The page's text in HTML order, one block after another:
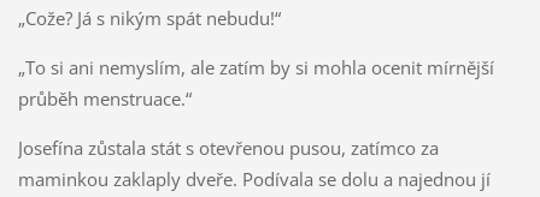
„Cože? Já s nikým spát nebudu!“
„To si ani nemyslím, ale zatím by si mohla ocenit mírnější
průběh menstruace.“
Josefína zůstala stát s otevřenou pusou, zatímco za
maminkou zaklaply dveře. Podívala se dolu a najednou jí